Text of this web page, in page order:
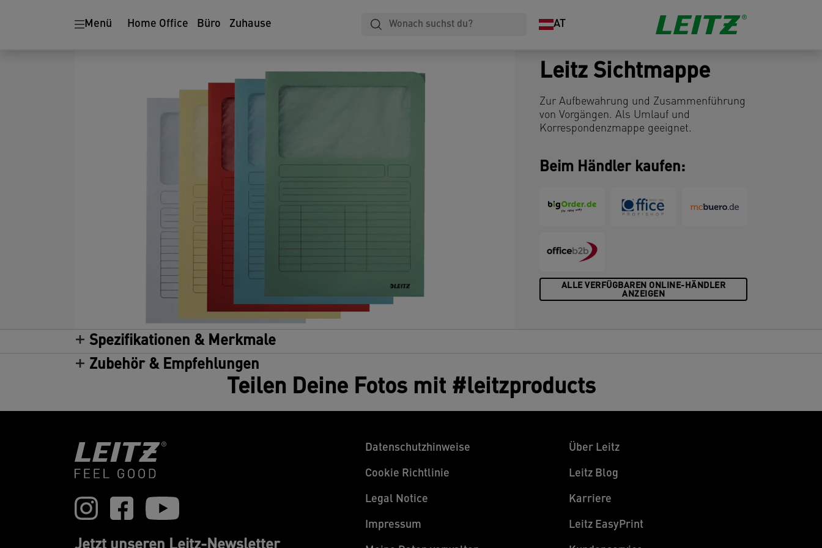
Menü Home Office Büro Zuhause AT
Leitz Sichtmappe
Zur Aufbewahrung und Zusammenführung
von Vorgängen. Als Umlauf und
Korrespondenzmappe geeignet.
Beim Händler kaufen:
ALLE VERFÜGBAREN ONLINE-HÄNDLER
ANZEIGEN
Spezifikationen & Merkmale
Zubehör & Empfehlungen
Teilen Deine Fotos mit #leitzproducts
Datenschutzhinweise
Cookie Richtlinie
Legal Notice
Impressum
Über Leitz
Leitz Blog
Karriere
Leitz EasyPrint